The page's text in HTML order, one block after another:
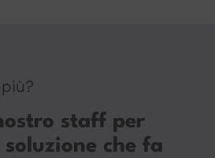
staff per
soluzione che fa